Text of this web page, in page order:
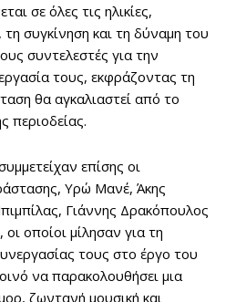
σε όλες τις ηλικίες,
συγκίνηση και τη δύναμη του
συντελεστές για την
τους, εκφράζοντας τη
θα αγκαλιαστεί από το
περιοδείας.
επίσης οι
Υρώ Μανέ, Άκης
Γιάννης Δρακόπουλος
οποίοι μίλησαν για τη
τους στο έργο του
να παρακολουθήσει μια
ζωντανή μουσική και